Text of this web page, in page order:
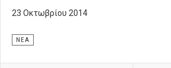
23 Οκτωβρίου 2014
ΝΈΑ